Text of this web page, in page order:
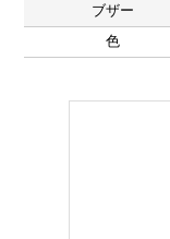
ブザー
色